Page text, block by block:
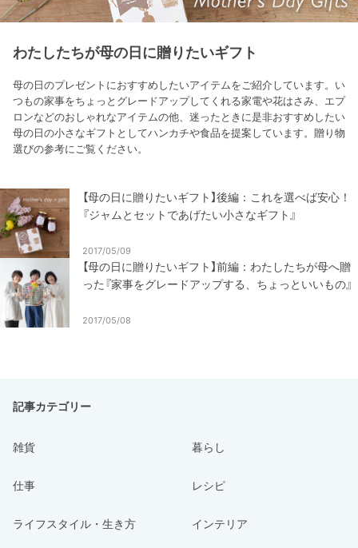
わたしたちが母の日に贈りたいギフト
母の日のプレゼントにおすすめしたいアイテムをご紹介しています。い
つもの家事をちょっとグレードアップしてくれる家電や花はさみ、エプ
ロンなどのおしゃれなアイテムの他、迷ったときに是非おすすめしたい
母の日の小さなギフトとしてハンカチや食品を提案しています。贈り物
選びの参考にご覧ください。
【母の日に贈りたいギフト】後編：これを選べば安心！
『ジャムとセットであげたい小さなギフト』
2017/05/09
【母の日に贈りたいギフト】前編：わたしたちが母へ贈
った『家事をグレードアップする、ちょっといいもの』
2017/05/08
記事カテゴリー
雑貨 暮らし
仕事 レシピ
ライフスタイル・生き方 インテリア